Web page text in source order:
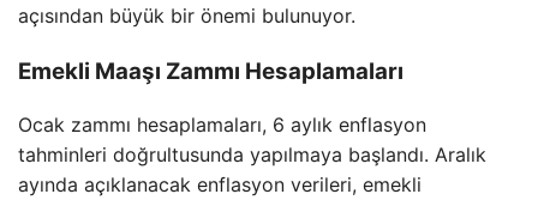
açısından büyük bir önemi bulunuyor.
Emekli Maaşı Zammı Hesaplamaları
Ocak zammı hesaplamaları, 6 aylık enflasyon
tahminleri doğrultusunda yapılmaya başlandı. Aralık
ayında açıklanacak enflasyon verileri, emekli